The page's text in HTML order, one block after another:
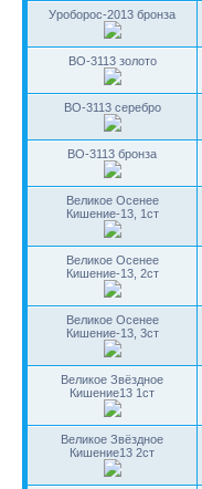
Уроборос-2013 бронза
BO-3113 золото
BO-3113 серебро
BO-3113 бронза
Великое Осенее
Кишение-13, 1ст
Великое Осенее
Кишение-13, 2ст
Великое Осенее
Кишение-13, 3ст
Великое Звёздное
Кишение13 1ст
Великое Звёздное
Кишение13 2ст